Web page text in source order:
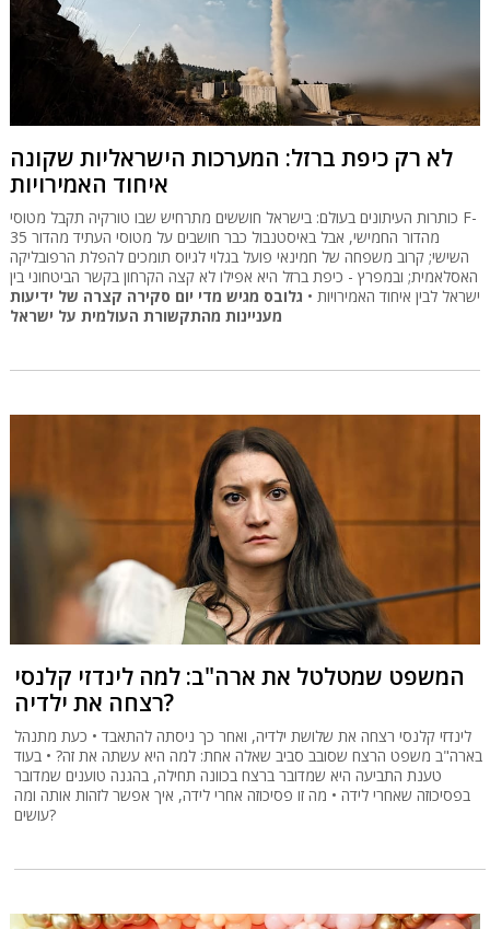
לא רק כיפת ברזל: המערכות הישראליות שקונה
איחוד האמירויות
כותרות העיתונים בעולם: בישראל חוששים מתרחיש שבו טורקיה תקבל מטוסי F-
35 מהדור החמישי, אבל באיסטנבול כבר חושבים על מטוסי העתיד מהדור
השישי; קרוב משפחה של חמינאי פועל בגלוי לגיוס תומכים להפלת הרפובליקה
האסלאמית; ובמפרץ - כיפת ברזל היא אפילו לא קצה הקרחון בקשר הביטחוני בין
ישראל לבין איחוד האמירויות • גלובס מגיש מדי יום סקירה קצרה של ידיעות
מעניינות מהתקשורת העולמית על ישראל
המשפט שמטלטל את ארה"ב: למה לינדזי קלנסי
רצחה את ילדיה?
לינדזי קלנסי רצחה את שלושת ילדיה, ואחר כך ניסתה להתאבד • כעת מתנהל
בארה"ב משפט הרצח שסובב סביב שאלה אחת: למה היא עשתה את זה? • בעוד
טענת התביעה היא שמדובר ברצח בכוונה תחילה, בהגנה טוענים שמדובר
בפסיכוזה שאחרי לידה • מה זו פסיכוזה אחרי לידה, איך אפשר לזהות אותה ומה
עושים?